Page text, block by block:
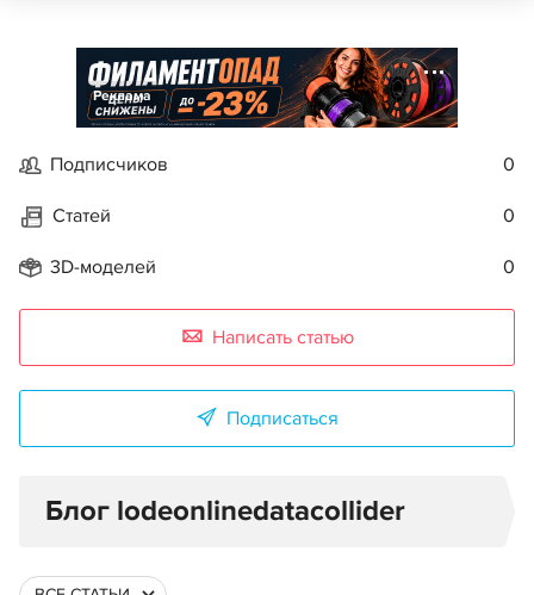
Реклама
Подписчиков 0
Статей 0
3D-моделей 0
Написать статью
Подписаться
Блог lodeonlinedatacollider